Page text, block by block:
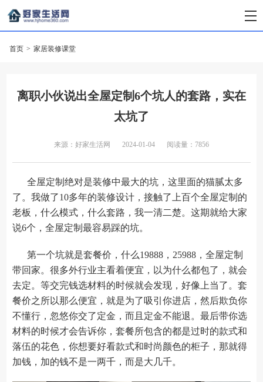
首页 > 家居装修课堂
离职小伙说出全屋定制6个坑人的套路，实在
太坑了
来源：好家生活网 2024-01-04 阅读量：7856
全屋定制绝对是装修中最大的坑，这里面的猫腻太多
了。我做了10多年的装修设计，接触了上百个全屋定制的
老板，什么模式，什么套路，我一清二楚。这期就给大家
说6个，全屋定制最容易踩的坑。
第一个坑就是套餐价，什么19888，25988，全屋定制
带回家。很多外行业主看着便宜，以为什么都包了，就会
去定。等交完钱选材料的时候就会发现，好像上当了。套
餐价之所以那么便宜，就是为了吸引你进店，然后欺负你
不懂行，忽悠你交了定金，而且定金不能退。最后带你选
材料的时候才会告诉你，套餐所包含的都是过时的款式和
落伍的花色，你想要好看款式和时尚颜色的柜子，那就得
加钱，加的钱不是一两千，而是大几千。